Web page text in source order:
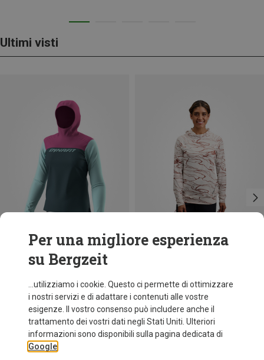
Ultimi visti
Taglie
Felpa con cappuccio Traverse Sun donna
M L XL
Black Diamond
78,40 €
Per una migliore esperienza
su Bergzeit
...utilizziamo i cookie. Questo ci permette di ottimizzare
i nostri servizi e di adattare i contenuti alle vostre
esigenze. Il vostro consenso può includere anche il
trattamento dei vostri dati negli Stati Uniti. Ulteriori
informazioni sono disponibili sulla pagina dedicata di
Google